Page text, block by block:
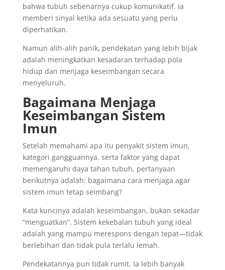
bahwa tubuh sebenarnya cukup komunikatif. Ia
memberi sinyal ketika ada sesuatu yang perlu
diperhatikan.
Namun alih-alih panik, pendekatan yang lebih bijak
adalah meningkatkan kesadaran terhadap pola
hidup dan menjaga keseimbangan secara
menyeluruh.
Bagaimana Menjaga
Keseimbangan Sistem
Imun
Setelah memahami apa itu penyakit sistem imun,
kategori gangguannya, serta faktor yang dapat
memengaruhi daya tahan tubuh, pertanyaan
berikutnya adalah: bagaimana cara menjaga agar
sistem imun tetap seimbang?
Kata kuncinya adalah keseimbangan, bukan sekadar
“menguatkan”. Sistem kekebalan tubuh yang ideal
adalah yang mampu merespons dengan tepat—tidak
berlebihan dan tidak pula terlalu lemah.
Pendekatannya pun tidak rumit. Ia lebih banyak